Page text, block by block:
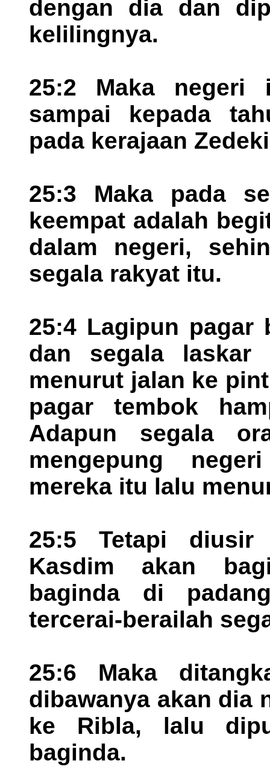
dengan dia dan
kelilingnya.
25:2 Maka negeri
sampai kepada
pada kerajaan
25:3 Maka pada
keempat adalah
dalam negeri,
segala rakyat itu.
25:4 Lagipun pagar
dan segala laskar
menurut jalan ke
pagar tembok
Adapun segala
mengepung
mereka itu lalu
25:5 Tetapi diusir
Kasdim akan
baginda di
tercerai-berailah
25:6 Maka
dibawanya akan dia
ke Ribla, lalu
baginda.